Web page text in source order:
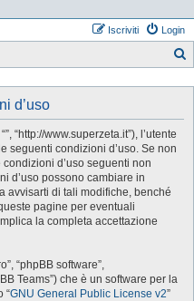
Login
Iscriviti
d’uso
“http://www.superzeta.it”), l’utente
seguenti condizioni d’uso. Se non
d’uso seguenti non
d’uso possono cambiare in
avvisarti di tali modifiche, benché
pagine per eventuali
la completa accettazione
“phpBB software”,
Teams”) che è un software per la
“GNU General Public License v2”